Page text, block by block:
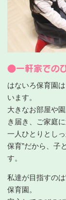
●一軒家での
はないろ保育園
います。
大きなお部屋や
き届き、ご家庭
一人ひとりとし
保育”だから、子
す。
私達が目指すの
保育園。